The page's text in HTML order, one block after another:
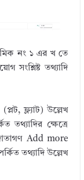
নং ১ এর খ তে
সংশ্লিষ্ট তথ্যাদি
ফ্ল্যাট) উল্লেখ
ক্ষেত্রে
Add more
তথ্যাদি উল্লেখ